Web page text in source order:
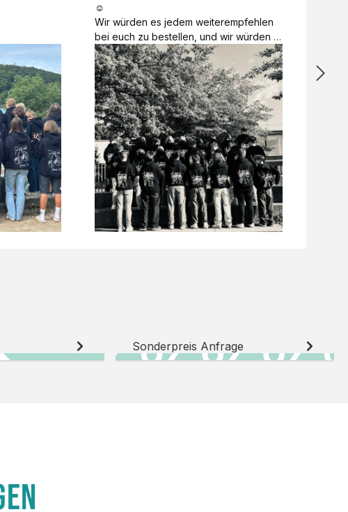
☺️
Wir würden es jedem weiterempfehlen
bei euch zu bestellen, und wir würden
es auch sofort nochmal tun!
Vielen Dank für alles 😊
Sonderpreis Anfrage